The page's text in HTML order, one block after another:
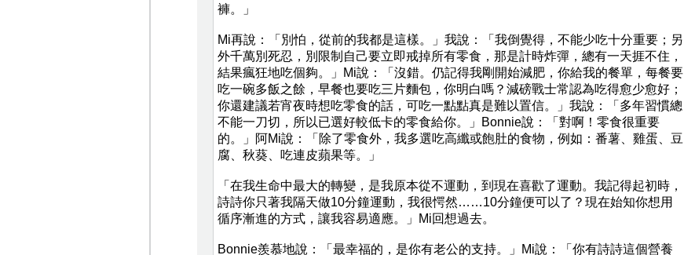
褲。」
Mi再說：「別怕，從前的我都是這樣。」我說：「我倒覺得，不能少吃十分重要；另
外千萬別死忍，別限制自己要立即戒掉所有零食，那是計時炸彈，總有一天捱不住，
結果瘋狂地吃個夠。」Mi說：「沒錯。仍記得我剛開始減肥，你給我的餐單，每餐要
吃一碗多飯之餘，早餐也要吃三片麵包，你明白嗎？減磅戰士常認為吃得愈少愈好；
你還建議若宵夜時想吃零食的話，可吃一點點真是難以置信。」我說：「多年習慣總
不能一刀切，所以已選好較低卡的零食給你。」Bonnie說：「對啊！零食很重要
的。」阿Mi說：「除了零食外，我多選吃高纖或飽肚的食物，例如：番薯、雞蛋、豆
腐、秋葵、吃連皮蘋果等。」
「在我生命中最大的轉變，是我原本從不運動，到現在喜歡了運動。我記得起初時，
詩詩你只著我隔天做10分鐘運動，我很愕然……10分鐘便可以了？現在始知你想用
循序漸進的方式，讓我容易適應。」Mi回想過去。
Bonnie羨慕地說：「最幸福的，是你有老公的支持。」Mi說：「你有詩詩這個營養